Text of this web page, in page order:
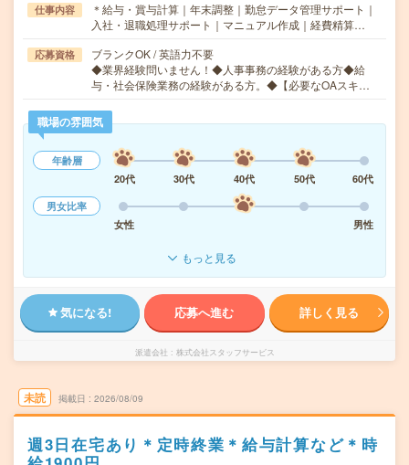
仕事内容
＊給与・賞与計算｜年末調整｜勤怠データ管理サポート｜
入社・退職処理サポート｜マニュアル作成｜経費精算…
応募資格
ブランクOK / 英語力不要
◆業界経験問いません！◆人事事務の経験がある方◆給
与・社会保険業務の経験がある方。◆【必要なOAスキ…
職場の雰囲気
年齢層
20代
30代 40代 50代
60代
男女比率
女性
男性
もっと見る
気になる! 応募へ進む 詳しく見る
派遣会社 株式会社スタッフサービス
未読 掲載日 2026/08/09
週3日在宅あり＊定時終業＊給与計算など＊時